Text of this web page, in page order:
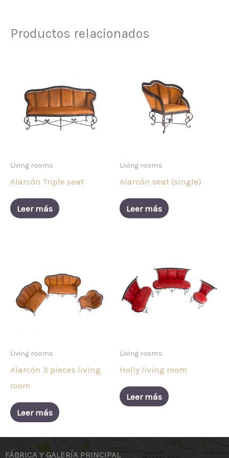
Productos relacionados
Living rooms
Alarcón Triple seat
Leer más
Living rooms
Alarcón seat (single)
Leer más
Living rooms
Alarcón 3 pieces living
room
Leer más
Living rooms
Holly living room
Leer más
FÁBRICA Y GALERÍA PRINCIPAL